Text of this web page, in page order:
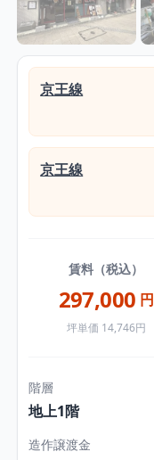
京王線
京王線
賃料（税込）
297,000 円
坪単価 14,746円
階層
地上1階
造作譲渡金